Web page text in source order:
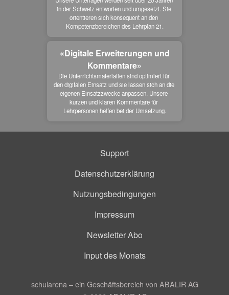
in der Schweiz entworfen und umgesetzt. Sie
orientieren sich konsequent an den
Kompetenzbereichen des Lehrplan 21.
«Digitale Erweiterungen und
Kommentare»
Die Unterrichtsmaterialien sind optimiert für
den digitalen Einsatz und sie lassen sich an die
eigenen Einsatzzwecke anpassen. Unsere
kurzen und klaren Kommentare für
Lehrpersonen helfen bei der Umsetzung.
Support
Datenschutzerklärung
Nutzungsbedingungen
Impressum
Newsletter Abo
Input des Monats
schularena – ein Geschäftsbereich von ABALIR AG